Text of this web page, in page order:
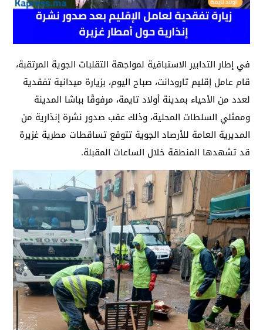
في إطار التدابير الاستباقية لمواجهة التقلبات الجوية المرتقبة،
قام عامل إقليم تارودانت، صباح اليوم، بزيارة ميدانية تفقدية
لعدد من الأحياء بمدينة أولاد تايمة، مرفوقًا بباشا المدينة
وممثلي السلطات المحلية، وذلك عقب صدور نشرة إنذارية من
المديرية العامة للأرصاد الجوية تتوقع تساقطات مطرية غزيرة
قد تشهدها المنطقة خلال الساعات المقبلة.